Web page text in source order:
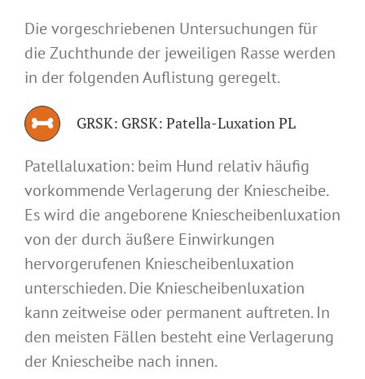
Die vorgeschriebenen Untersuchungen für
die Zuchthunde der jeweiligen Rasse werden
in der folgenden Auflistung geregelt.
GRSK: GRSK: Patella-Luxation PL
Patellaluxation: beim Hund relativ häufig
vorkommende Verlagerung der Kniescheibe.
Es wird die angeborene Kniescheibenluxation
von der durch äußere Einwirkungen
hervorgerufenen Kniescheibenluxation
unterschieden. Die Kniescheibenluxation
kann zeitweise oder permanent auftreten. In
den meisten Fällen besteht eine Verlagerung
der Kniescheibe nach innen.